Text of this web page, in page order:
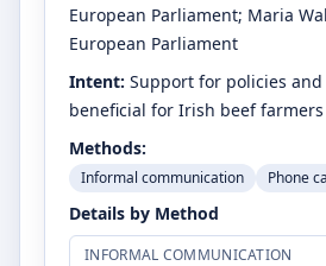
European Parliament; Maria
European Parliament
Intent: Support for policies
beneficial for Irish beef farmers
Methods:
Informal communication Phone
Details by Method
INFORMAL COMMUNICATION